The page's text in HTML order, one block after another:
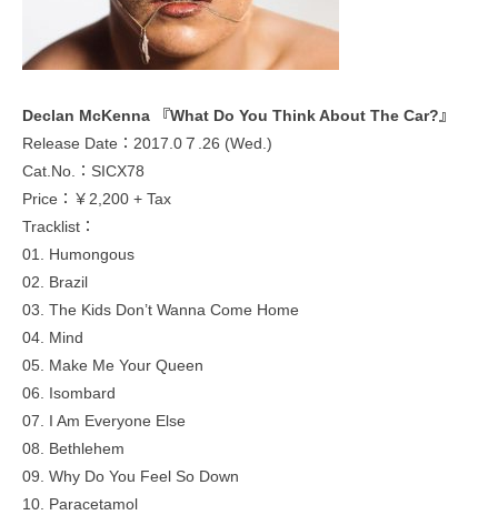
Declan McKenna 『What Do You Think About The Car?』
Release Date：2017.0７.26 (Wed.)
Cat.No.：SICX78
Price：￥2,200 + Tax
Tracklist：
01. Humongous
02. Brazil
03. The Kids Don’t Wanna Come Home
04. Mind
05. Make Me Your Queen
06. Isombard
07. I Am Everyone Else
08. Bethlehem
09. Why Do You Feel So Down
10. Paracetamol